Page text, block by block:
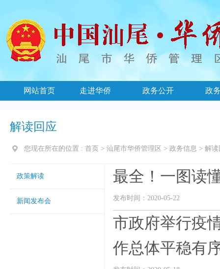
网站首页 走进华侨 政务公开 政
解读回应
您现在所在的位置 : 首页 > 汕尾市华侨管理区 > 政务信息 > 解读
政策解读
新闻发布会
最全！一图读
发布时间：2020-05-22
市政府举行疫
作总体平稳有